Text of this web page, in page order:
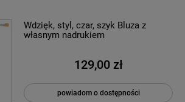
Wdzięk, styl, czar, szyk Bluza z
własnym nadrukiem
129,00 zł
powiadom o dostępności